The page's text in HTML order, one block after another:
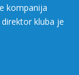
kompanija
direktor kluba je